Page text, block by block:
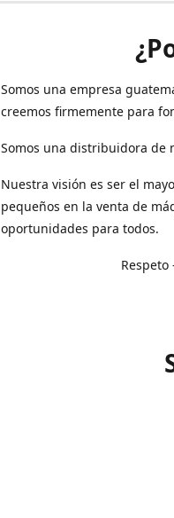
Somos una empresa
creemos firmemente para
Somos una distribuidora de
Nuestra visión es ser el
pequeños en la venta de
oportunidades para todos.
Respeto - Lealtad -